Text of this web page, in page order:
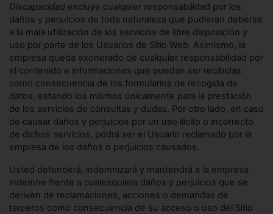
Discapacidad excluye cualquier responsabilidad por los
daños y perjuicios de toda naturaleza que pudieran deberse
a la mala utilización de los servicios de libre disposición y
uso por parte de los Usuarios de Sitio Web. Asimismo, la
empresa queda exonerado de cualquier responsabilidad por
el contenido e informaciones que puedan ser recibidas
como consecuencia de los formularios de recogida de
datos, estando los mismos únicamente para la prestación
de los servicios de consultas y dudas. Por otro lado, en caso
de causar daños y perjuicios por un uso ilícito o incorrecto
de dichos servicios, podrá ser el Usuario reclamado por la
empresa de los daños o perjuicios causados.
Usted defenderá, indemnizará y mantendrá a la empresa
indemne frente a cualesquiera daños y perjuicios que se
deriven de reclamaciones, acciones o demandas de
terceros como consecuencia de su acceso o uso del Sitio